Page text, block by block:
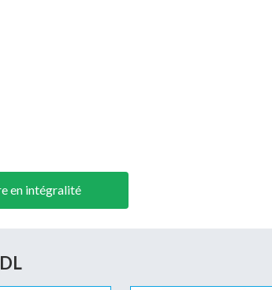
en intégralité